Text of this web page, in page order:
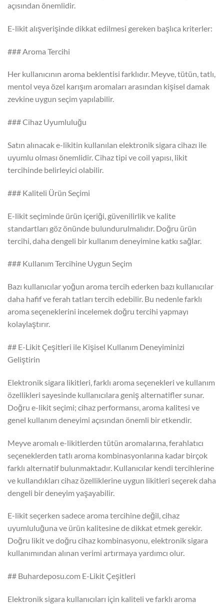
açısından önemlidir.
E-likit alışverişinde dikkat edilmesi gereken başlıca kriterler:
### Aroma Tercihi
Her kullanıcının aroma beklentisi farklıdır. Meyve, tütün, tatlı,
mentol veya özel karışım aromaları arasından kişisel damak
zevkine uygun seçim yapılabilir.
### Cihaz Uyumluluğu
Satın alınacak e-likitin kullanılan elektronik sigara cihazı ile
uyumlu olması önemlidir. Cihaz tipi ve coil yapısı, likit
tercihinde belirleyici olabilir.
### Kaliteli Ürün Seçimi
E-likit seçiminde ürün içeriği, güvenilirlik ve kalite
standartları göz önünde bulundurulmalıdır. Doğru ürün
tercihi, daha dengeli bir kullanım deneyimine katkı sağlar.
### Kullanım Tercihine Uygun Seçim
Bazı kullanıcılar yoğun aroma tercih ederken bazı kullanıcılar
daha hafif ve ferah tatları tercih edebilir. Bu nedenle farklı
aroma seçeneklerini incelemek doğru tercihi yapmayı
kolaylaştırır.
## E-Likit Çeşitleri ile Kişisel Kullanım Deneyiminizi
Geliştirin
Elektronik sigara likitleri, farklı aroma seçenekleri ve kullanım
özellikleri sayesinde kullanıcılara geniş alternatifler sunar.
Doğru e-likit seçimi; cihaz performansı, aroma kalitesi ve
genel kullanım deneyimi açısından önemli bir etkendir.
Meyve aromalı e-likitlerden tütün aromalarına, ferahlatıcı
seçeneklerden tatlı aroma kombinasyonlarına kadar birçok
farklı alternatif bulunmaktadır. Kullanıcılar kendi tercihlerine
ve kullandıkları cihaz özelliklerine uygun likitleri seçerek daha
dengeli bir deneyim yaşayabilir.
E-likit seçerken sadece aroma tercihine değil, cihaz
uyumluluğuna ve ürün kalitesine de dikkat etmek gerekir.
Doğru likit ve doğru cihaz kombinasyonu, elektronik sigara
kullanımından alınan verimi artırmaya yardımcı olur.
## Buhardeposu.com E-Likit Çeşitleri
Elektronik sigara kullanıcıları için kaliteli ve farklı aroma